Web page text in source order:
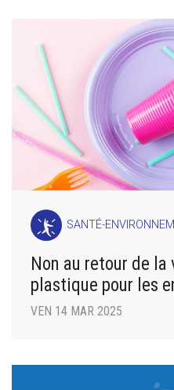
SANTÉ-
Non au retour de la
plastique pour les
VEN 14 MAR 2025